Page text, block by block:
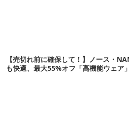
【売切れ前に確保して！】ノース・
も快適、最大55%オフ「高機能ウェア